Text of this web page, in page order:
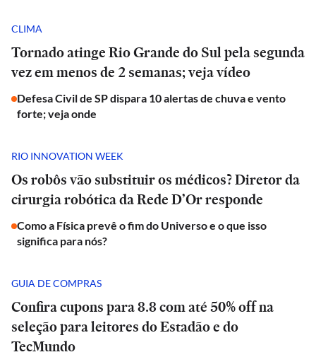
CLIMA
Tornado atinge Rio Grande do Sul pela segunda
vez em menos de 2 semanas; veja vídeo
Defesa Civil de SP dispara 10 alertas de chuva e vento
forte; veja onde
RIO INNOVATION WEEK
Os robôs vão substituir os médicos? Diretor da
cirurgia robótica da Rede D’Or responde
Como a Física prevê o fim do Universo e o que isso
significa para nós?
GUIA DE COMPRAS
Confira cupons para 8.8 com até 50% off na
seleção para leitores do Estadão e do
TecMundo